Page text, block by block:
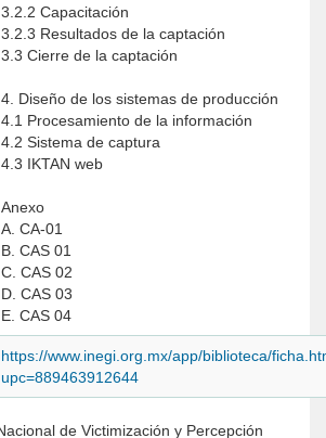
3.2.2 Capacitación
3.2.3 Resultados de la captación
3.3 Cierre de la captación
4. Diseño de los sistemas de producción
4.1 Procesamiento de la información
4.2 Sistema de captura
4.3 IKTAN web
Anexo
A. CA-01
B. CAS 01
C. CAS 02
D. CAS 03
E. CAS 04
https://www.inegi.org.mx/app/biblioteca/
upc=889463912644